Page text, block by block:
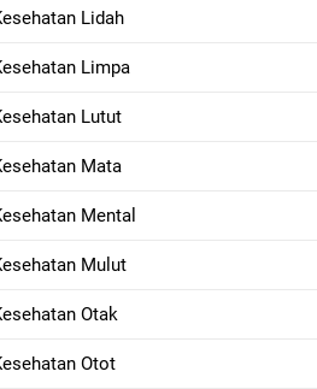
Lidah
Limpa
Lutut
Mata
Mental
Mulut
Otak
Otot